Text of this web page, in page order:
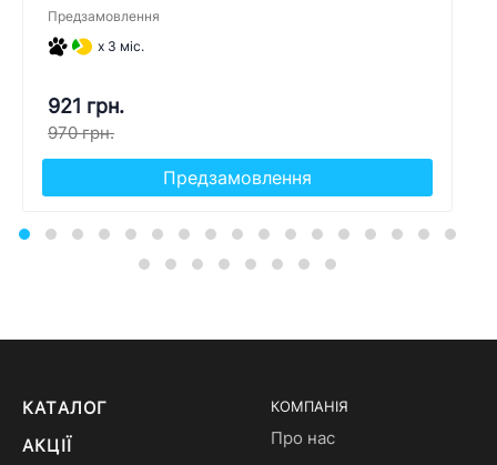
Предзамовлення
x 3 міс.
921 грн.
970 грн.
Предзамовлення
КАТАЛОГ
АКЦІЇ
КОМПАНІЯ
Про нас